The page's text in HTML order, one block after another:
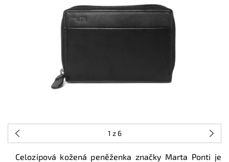
1 z 6
Celozipová kožená peněženka značky Marta Ponti je